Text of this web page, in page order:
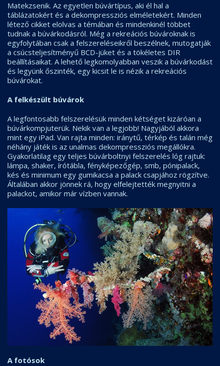
Matekzsenik. Az egyetlen búvártípus, aki él hal a
táblázatokért és a dekompressziós elméletekért. Minden
létező cikket elolvas a témában és mindenkinél többet
tudnak a búvárkodásról. Még a rekreációs búvároknak is
egyfolytában csak a felszereléseikről beszélnek, mutogatják
a csúcsteljesítményű BCD-jüket és a tökéletes DIR
beállításaikat. A lehető legkomolyabban veszik a búvárkodást
és legyünk őszinték, egy kicsit le is nézik a rekreációs
búvárokat.
A felkészült búvárok
A legfontosabb felszerelésük minden kétséget kizáróan a
búvárkompjuterük. Nekik van a legjobb! Nagyjából akkora
mint egy iPad. Van rajta minden: iránytű, térkép és talán még
néhány játék is az unalmas dekompressziós megállókra.
Gyakorlatilag egy teljes búvárboltnyi felszerelés lóg rajtuk:
lámpa, shaker, írótábla, fényképezőgép, smb, pónipalack,
kés és minimum egy gumikacsa a palack csapjához rögzítve.
Általában akkor jönnek rá, hogy elfelejtették megnyitni a
palackot, amikor már vízben vannak.
A fotósok